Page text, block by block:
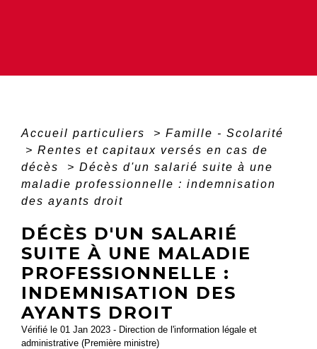
Accueil particuliers > Famille - Scolarité
> Rentes et capitaux versés en cas de
décès
> Décès d'un salarié suite à une
maladie professionnelle : indemnisation
des ayants droit
DÉCÈS D'UN SALARIÉ
SUITE À UNE MALADIE
PROFESSIONNELLE :
INDEMNISATION DES
AYANTS DROIT
Vérifié le 01 Jan 2023 - Direction de l'information légale et
administrative (Première ministre)